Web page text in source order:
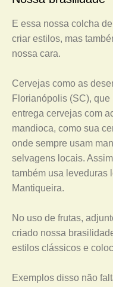
E essa nossa colcha
criar estilos, mas
nossa cara.
Cervejas como as
Florianópolis (SC),
entrega cervejas com
mandioca, como sua
onde sempre usam
selvagens locais.
também usa leveduras
Mantiqueira.
No uso de frutas,
criado nossa
estilos clássicos e
Exemplos disso não